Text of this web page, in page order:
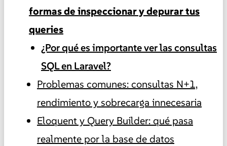
formas de inspeccionar y depurar tus
queries
¿Por qué es importante ver las consultas
SQL en Laravel?
Problemas comunes: consultas N+1,
rendimiento y sobrecarga innecesaria
Eloquent y Query Builder: qué pasa
realmente por la base de datos